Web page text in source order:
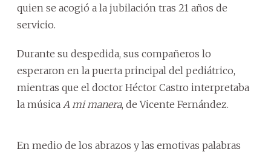
quien se acogió a la jubilación tras 21 años de
servicio.
Durante su despedida, sus compañeros lo
esperaron en la puerta principal del pediátrico,
mientras que el doctor Héctor Castro interpretaba
la música A mi manera, de Vicente Fernández.
En medio de los abrazos y las emotivas palabras